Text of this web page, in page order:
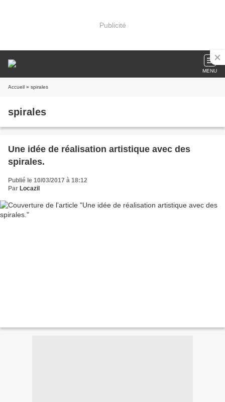
Publicité
MENU
Accueil » spirales
spirales
Une idée de réalisation artistique avec des
spirales.
Publié le 10/03/2017 à 18:12
Par Locazil